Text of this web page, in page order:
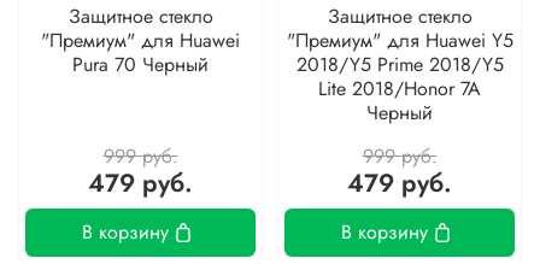
Защитное стекло
"Премиум" для Huawei
Pura 70 Черный
999 руб.
479 руб.
В корзину
Защитное стекло
"Премиум" для Huawei Y5
2018/Y5 Prime 2018/Y5
Lite 2018/Honor 7A
Черный
999 руб.
479 руб.
В корзину